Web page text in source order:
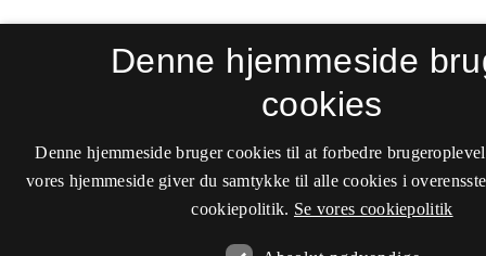
Denne hjemmeside
cookies
Denne hjemmeside bruger cookies til at forbedre
vores hjemmeside giver du samtykke til alle cookies i
cookiepolitik. Se vores cookiepolitik